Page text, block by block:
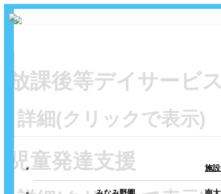
施
放課後等デイサービ
詳細(クリックで表示)
児童発達支援